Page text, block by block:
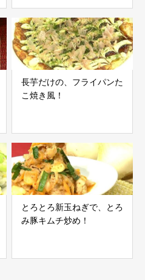
長芋だけの、フライパンた
こ焼き風！
とろとろ新玉ねぎで、とろ
み豚キムチ炒め！